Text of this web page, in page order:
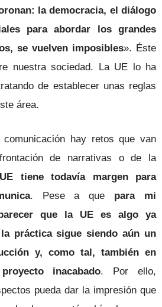
la democracia, el diálogo
para abordar los grandes
se vuelven imposibles». Éste
nuestra sociedad. La UE lo ha
de establecer unas reglas
área.
hay retos que van
de narrativas o de la
tiene todavía margen para
. Pese a que para mi
que la UE es algo ya
práctica sigue siendo aún un
y, como tal, también en
inacabado. Por ello,
pueda dar la impresión que